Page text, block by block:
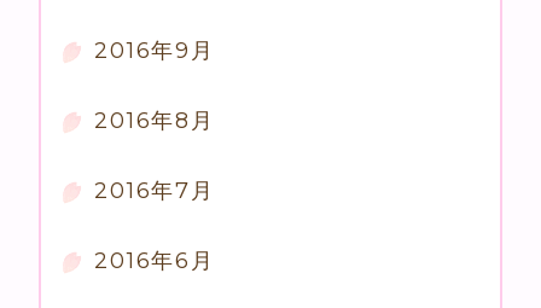
2016年9月
2016年8月
2016年7月
2016年6月